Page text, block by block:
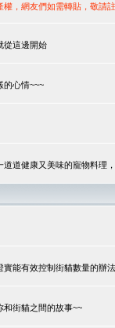
權，網友們如需轉貼，敬請
從這邊開始
的心情~~~
道健康又美味的寵物料理
能有效控制街貓數量的辦
和街貓之間的故事~~